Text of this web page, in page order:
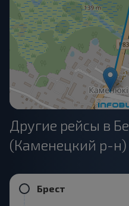
Другие рейсы в
(Каменецкий р-н)
Брест